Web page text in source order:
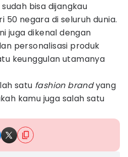
bisa dijangkau
50 negara di seluruh dunia.
juga dikenal dengan
personalisasi produk
keunggulan utamanya
satu fashion brandyang
kamu juga salah satu